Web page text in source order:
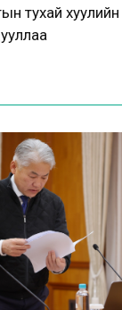
тухай хуулийн